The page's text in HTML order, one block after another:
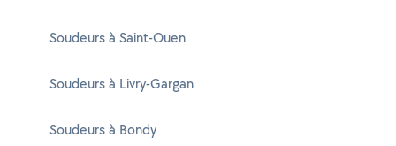
Soudeurs à Saint-Ouen
Soudeurs à Livry-Gargan
Soudeurs à Bondy